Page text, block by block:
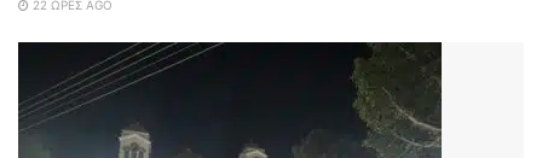
22 ΏΡΕΣ AGO